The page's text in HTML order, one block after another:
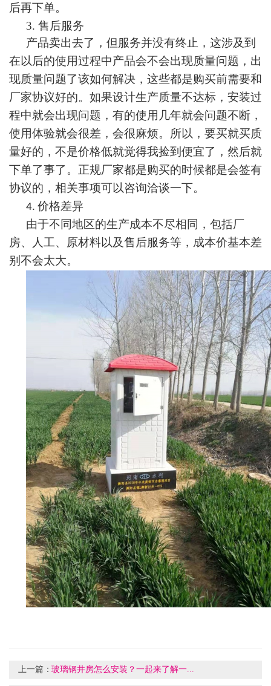
后再下单。
3. 售后服务
产品卖出去了，但服务并没有终止，这涉及到
在以后的使用过程中产品会不会出现质量问题，出
现质量问题了该如何解决，这些都是购买前需要和
厂家协议好的。如果设计生产质量不达标，安装过
程中就会出现问题，有的使用几年就会问题不断，
使用体验就会很差，会很麻烦。所以，要买就买质
量好的，不是价格低就觉得我捡到便宜了，然后就
下单了事了。正规厂家都是购买的时候都是会签有
协议的，相关事项可以咨询洽谈一下。
4. 价格差异
由于不同地区的生产成本不尽相同， 包括厂
房、人工、原材料以及售后服务等 ，成本价基本差
别不会太大。
上一篇：玻璃钢井房怎么安装？一起来了解一...